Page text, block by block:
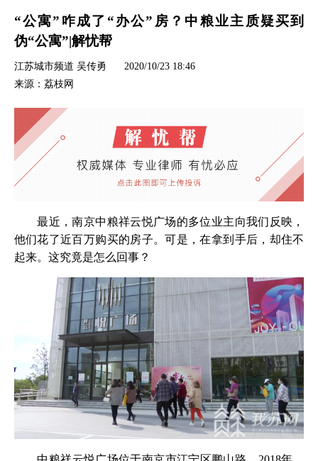
“公寓”咋成了“办公”房？中粮业主质疑买到
伪“公寓”|解忧帮
江苏城市频道 吴传勇
2020/10/23 18:46
来源：荔枝网
最近，南京中粮祥云悦广场的多位业主向我们反映，
他们花了近百万购买的房子。可是，在拿到手后，却住不
起来。这究竟是怎么回事？